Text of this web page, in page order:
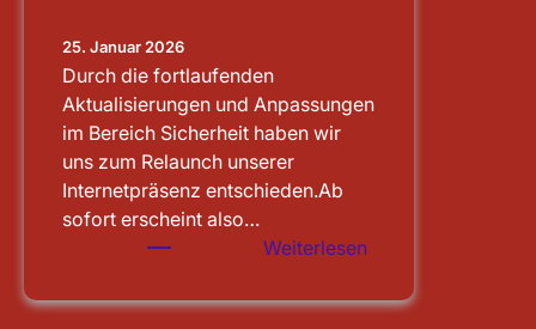
25. Januar 2026
Durch die fortlaufenden
Aktualisierungen und Anpassungen
im Bereich Sicherheit haben wir
uns zum Relaunch unserer
Internetpräsenz entschieden.Ab
sofort erscheint also…
Weiterlesen
Internetseite